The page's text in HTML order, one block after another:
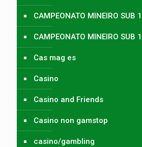
CAMPEONATO MINEIRO SUB
CAMPEONATO MINEIRO SUB
Cas mag es
Casino
Casino and Friends
Casino non gamstop
casino/gambling